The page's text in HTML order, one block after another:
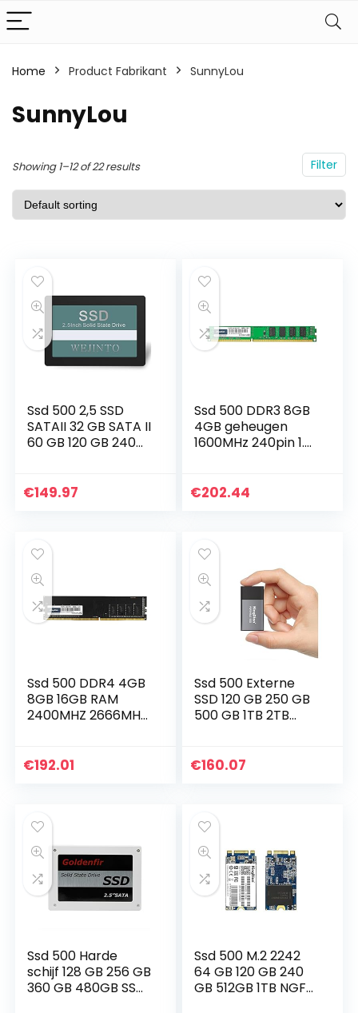
Home Product Fabrikant SunnyLou
SunnyLou
Filter
Showing 1–12 of 22 results
Ssd 500 2,5 SSD
SATAII 32 GB SATA II
60 GB 120 GB 240
GB 960GB 1TB Solid
€149.97
Ssd 500 DDR3 8GB
4GB geheugen
1600MHz 240pin 1.5
(Memory Capacity
€202.44
Ssd 500 DDR4 4GB
8GB 16GB RAM
2400MHZ 2666MHZ
Ondersteuning
€192.01
Ssd 500 Externe
SSD 120 GB 250 GB
500 GB 1TB 2TB
SSD 480 (SSD
€160.07
Ssd 500 Harde
schijf 128 GB 256 GB
360 GB 480GB SSD
Ssd 500 M.2 2242
64 GB 120 GB 240
GB 512GB 1TB NGFF